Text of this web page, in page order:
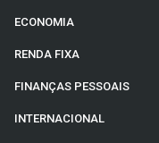
ECONOMIA
RENDA FIXA
FINANÇAS PESSOAIS
INTERNACIONAL